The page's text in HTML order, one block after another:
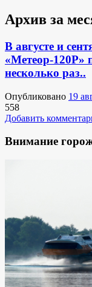
Архив за
В августе и
«Метеор-120Р»
несколько раз..
Опубликовано 19
558
Добавить
Внимание